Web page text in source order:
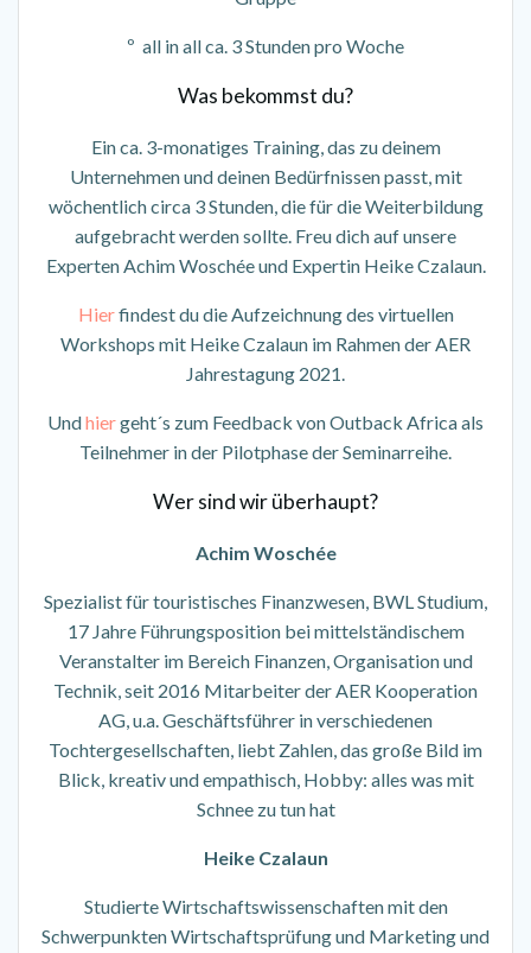
º all in all ca. 3 Stunden pro Woche
Was bekommst du?
Ein ca. 3-monatiges Training, das zu deinem
Unternehmen und deinen Bedürfnissen passt, mit
wöchentlich circa 3 Stunden, die für die Weiterbildung
aufgebracht werden sollte. Freu dich auf unsere
Experten Achim Woschée und Expertin Heike Czalaun.
Hierfindest du die Aufzeichnung des virtuellen
Workshops mit Heike Czalaun im Rahmen der AER
Jahrestagung 2021.
Undhiergeht´s zum Feedback von Outback Africa als
Teilnehmer in der Pilotphase der Seminarreihe.
Wer sind wir überhaupt?
Achim Woschée
Spezialist für touristisches Finanzwesen, BWL Studium,
17 Jahre Führungsposition bei mittelständischem
Veranstalter im Bereich Finanzen, Organisation und
Technik, seit 2016 Mitarbeiter der AER Kooperation
AG, u.a. Geschäftsführer in verschiedenen
Tochtergesellschaften, liebt Zahlen, das große Bild im
Blick, kreativ und empathisch, Hobby: alles was mit
Schnee zu tun hat
Heike Czalaun
Studierte Wirtschaftswissenschaften mit den
Schwerpunkten Wirtschaftsprüfung und Marketing und